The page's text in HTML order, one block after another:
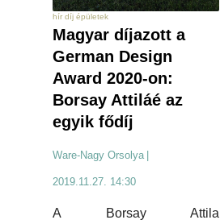
hír díj épületek
Magyar díjazott a
German Design
Award 2020-on:
Borsay Attiláé az
egyik fődíj
Ware-Nagy Orsolya
2019.11.27. 14:30
A Borsay Attila